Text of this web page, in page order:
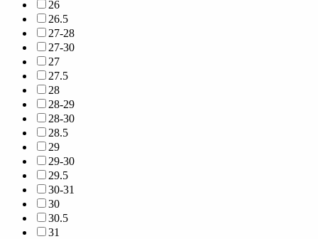
26
26.5
27-28
27-30
27
27.5
28
28-29
28-30
28.5
29
29-30
29.5
30-31
30
30.5
31